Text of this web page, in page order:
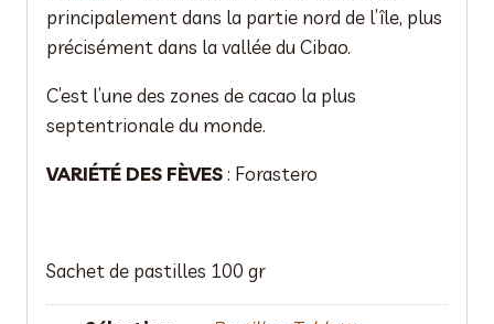
principalement dans la partie nord de l’île, plus
précisément dans la vallée du Cibao.
C’est l’une des zones de cacao la plus
septentrionale du monde.
VARIÉTÉ DES FÈVES: Forastero
Sachet de pastilles 100 gr